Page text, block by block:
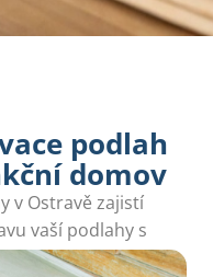
podlah
domov
v Ostravě zajistí
vaší podlahy s
realizaci.